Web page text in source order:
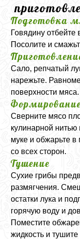
Подготовка
Говядину
Посолите и
Сало, репчатый
нарежьте.
поверхности мяса.
Сверните мясо
кулинарной
муке и обжарьте в
со всех сторон.
Тушение
Сухие грибы
размягчения.
остатки лука и
горячую воду и
Поместите
жидкость и